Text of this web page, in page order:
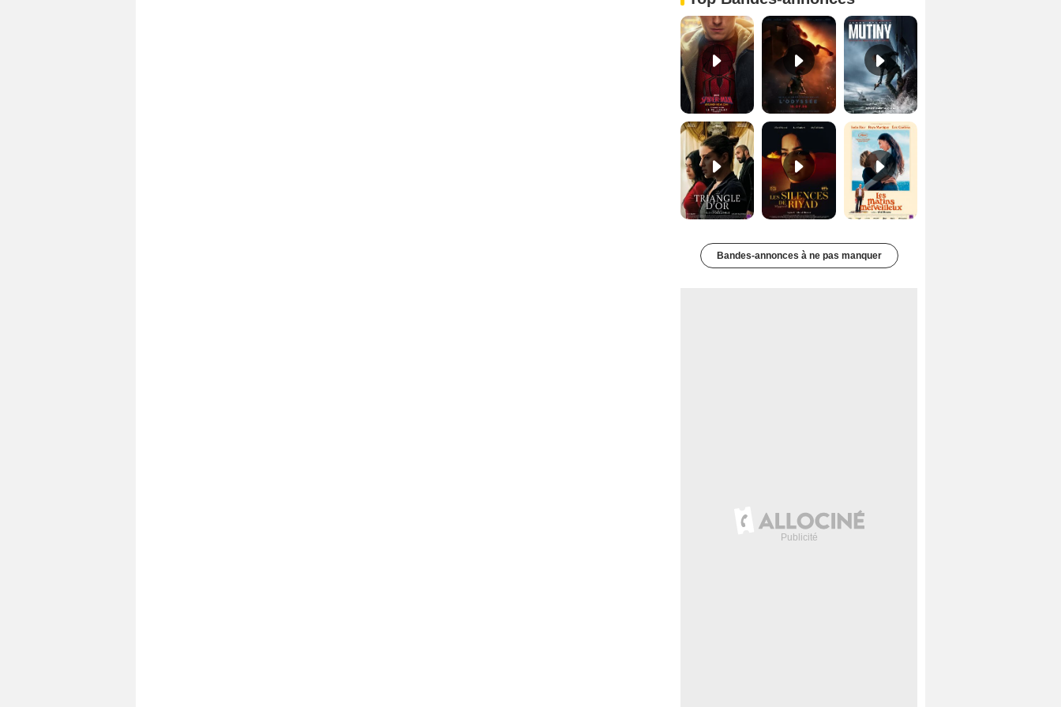
Spider-Man: Brand New Day Bande-annonce VO STFR L'Odyssée Bande-annonce VO STFR
Les Silences de Riyad Bande-annonce VO STFR Les Matins merveilleux Bande-annonce VF
Bandes-annonces à ne pas manquer